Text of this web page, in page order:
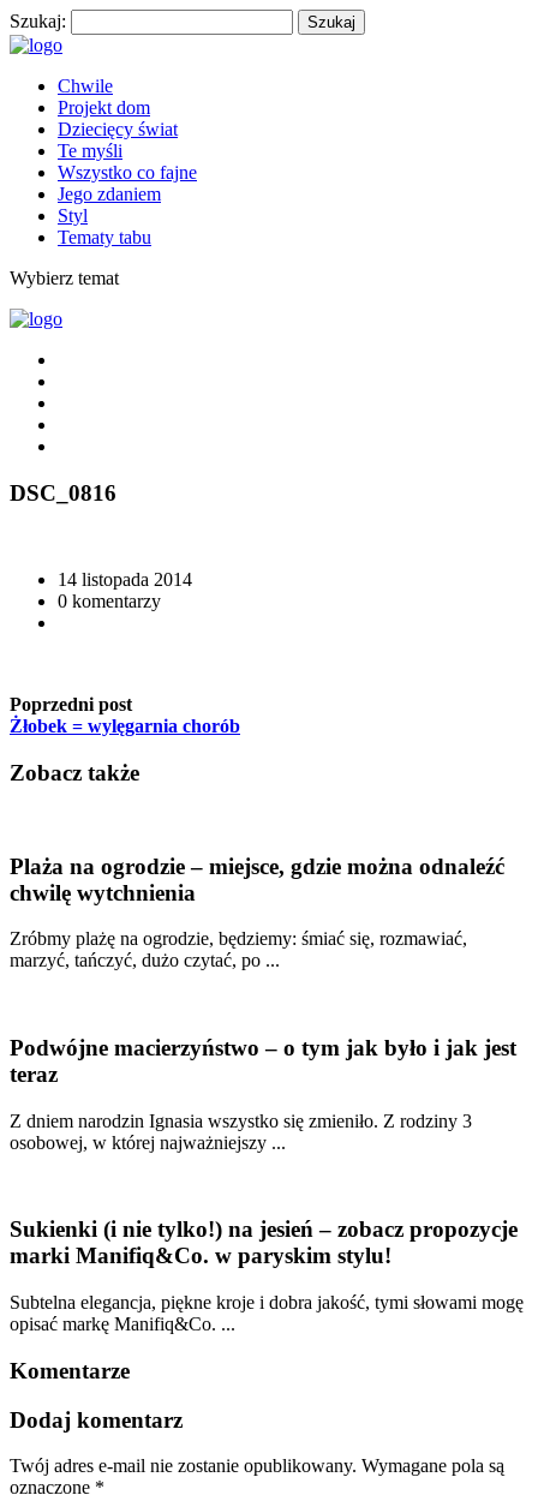
Szukaj:
Chwile
Projekt dom
Dziecięcy świat
Te myśli
Wszystko co fajne
Jego zdaniem
Styl
Tematy tabu
Wybierz temat
DSC_0816
14 listopada 2014
0 komentarzy
Poprzedni post
Żłobek = wylęgarnia chorób
Zobacz także
Plaża na ogrodzie – miejsce, gdzie można odnaleźć
chwilę wytchnienia
Zróbmy plażę na ogrodzie, będziemy: śmiać się, rozmawiać,
marzyć, tańczyć, dużo czytać, po ...
Podwójne macierzyństwo – o tym jak było i jak jest
teraz
Z dniem narodzin Ignasia wszystko się zmieniło. Z rodziny 3
osobowej, w której najważniejszy ...
Sukienki (i nie tylko!) na jesień – zobacz propozycje
marki Manifiq&Co. w paryskim stylu!
Subtelna elegancja, piękne kroje i dobra jakość, tymi słowami mogę
opisać markę Manifiq&Co. ...
Komentarze
Dodaj komentarz
Twój adres e-mail nie zostanie opublikowany. Wymagane pola są
oznaczone *